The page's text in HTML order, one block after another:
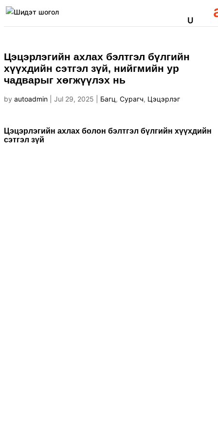
Цэцэрлэгийн ахлах бэлтгэл бүлгийн
хүүхдийн сэтгэл зүй, нийгмийн ур
чадварыг хөгжүүлэх нь
by autoadmin Jul 29, 2025 Багц, Сурагч, Цэцэрлэг
Цэцэрлэгийн ахлах болон бэлтгэл бүлгийн хүүхдийн
сэтгэл зүй